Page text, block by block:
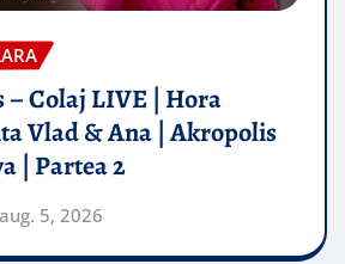
– Colaj LIVE | Hora
Vlad & Ana | Akropolis
| Partea 2
aug. 5, 2026